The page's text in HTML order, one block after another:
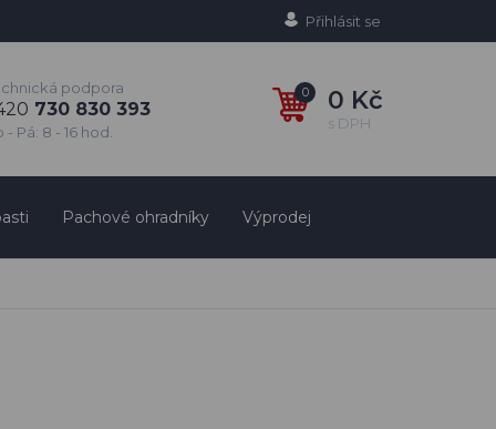
Přihlásit se
podpora
730 830 393
- Pá: 8 - 16 hod.
0 0 Kč
s DPH
Pachové ohradníky Výprodej